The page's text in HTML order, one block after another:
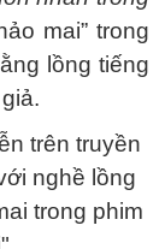
mai” trong
lồng tiếng